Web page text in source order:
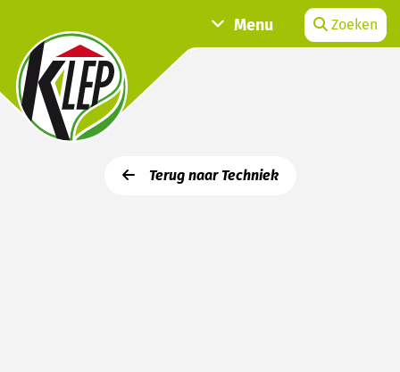
Menu Zoeken
Terug naar Techniek